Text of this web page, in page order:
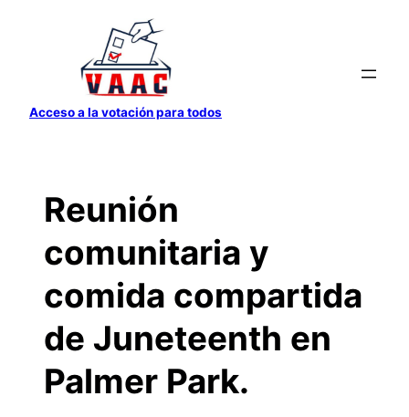
contenido
Acceso a la votación para todos
Reunión
comunitaria y
comida compartida
de Juneteenth en
Palmer Park.